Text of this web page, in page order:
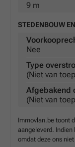
9 m
STEDENBOUW
Nee
Type
(Niet van
Afgebakend
(Niet van
Immovlan.be toont
aangeleverd.
omdat deze ons